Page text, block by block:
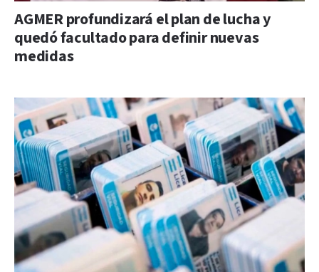
AGMER profundizará el plan de lucha y
quedó facultado para definir nuevas
medidas